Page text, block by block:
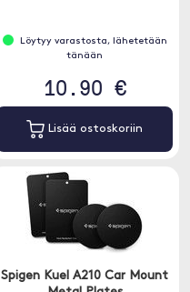
Löytyy varastosta, lähetetään
tänään
10.90 €
Lisää ostoskoriin
Spigen Kuel A210 Car Mount